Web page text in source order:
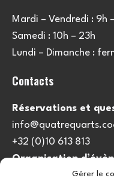
Gérer le
Mardi – Vendredi : 9h
Samedi : 10h – 23h
Lundi – Dimanche :
Contacts
Réservations et
+32 (0)10 613 813
Organisation